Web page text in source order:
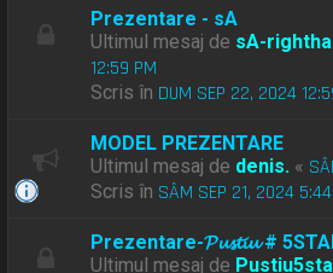
Prezentare - sA
Ultimul mesaj de sA-
12:59 PM
Scris în DUM SEP 22, 2024
MODEL PREZENTARE
Ultimul mesaj de denis. «
Scris în SÂM SEP 21, 2024
Prezentare-𝓟𝓾𝓼𝓽𝓲𝓾 #
Ultimul mesaj de